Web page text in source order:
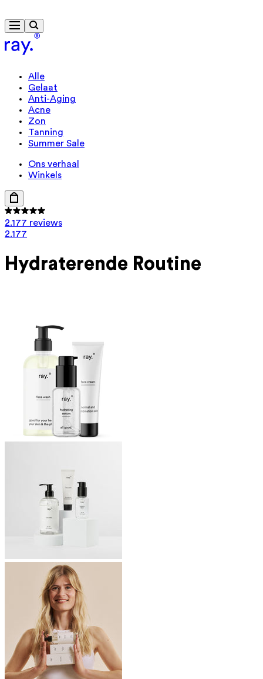
Alle
Gelaat
Anti-Aging
Acne
Zon
Tanning
Summer Sale
Ons verhaal
Winkels
2.177 reviews
2.177
Hydraterende Routine